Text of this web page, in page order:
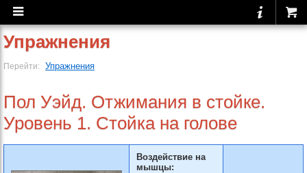
Упражнения
Перейти: Упражнения
Пол Уэйд. Отжимания в стойке.
Уровень 1. Стойка на голове
Воздействие на
мышцы: